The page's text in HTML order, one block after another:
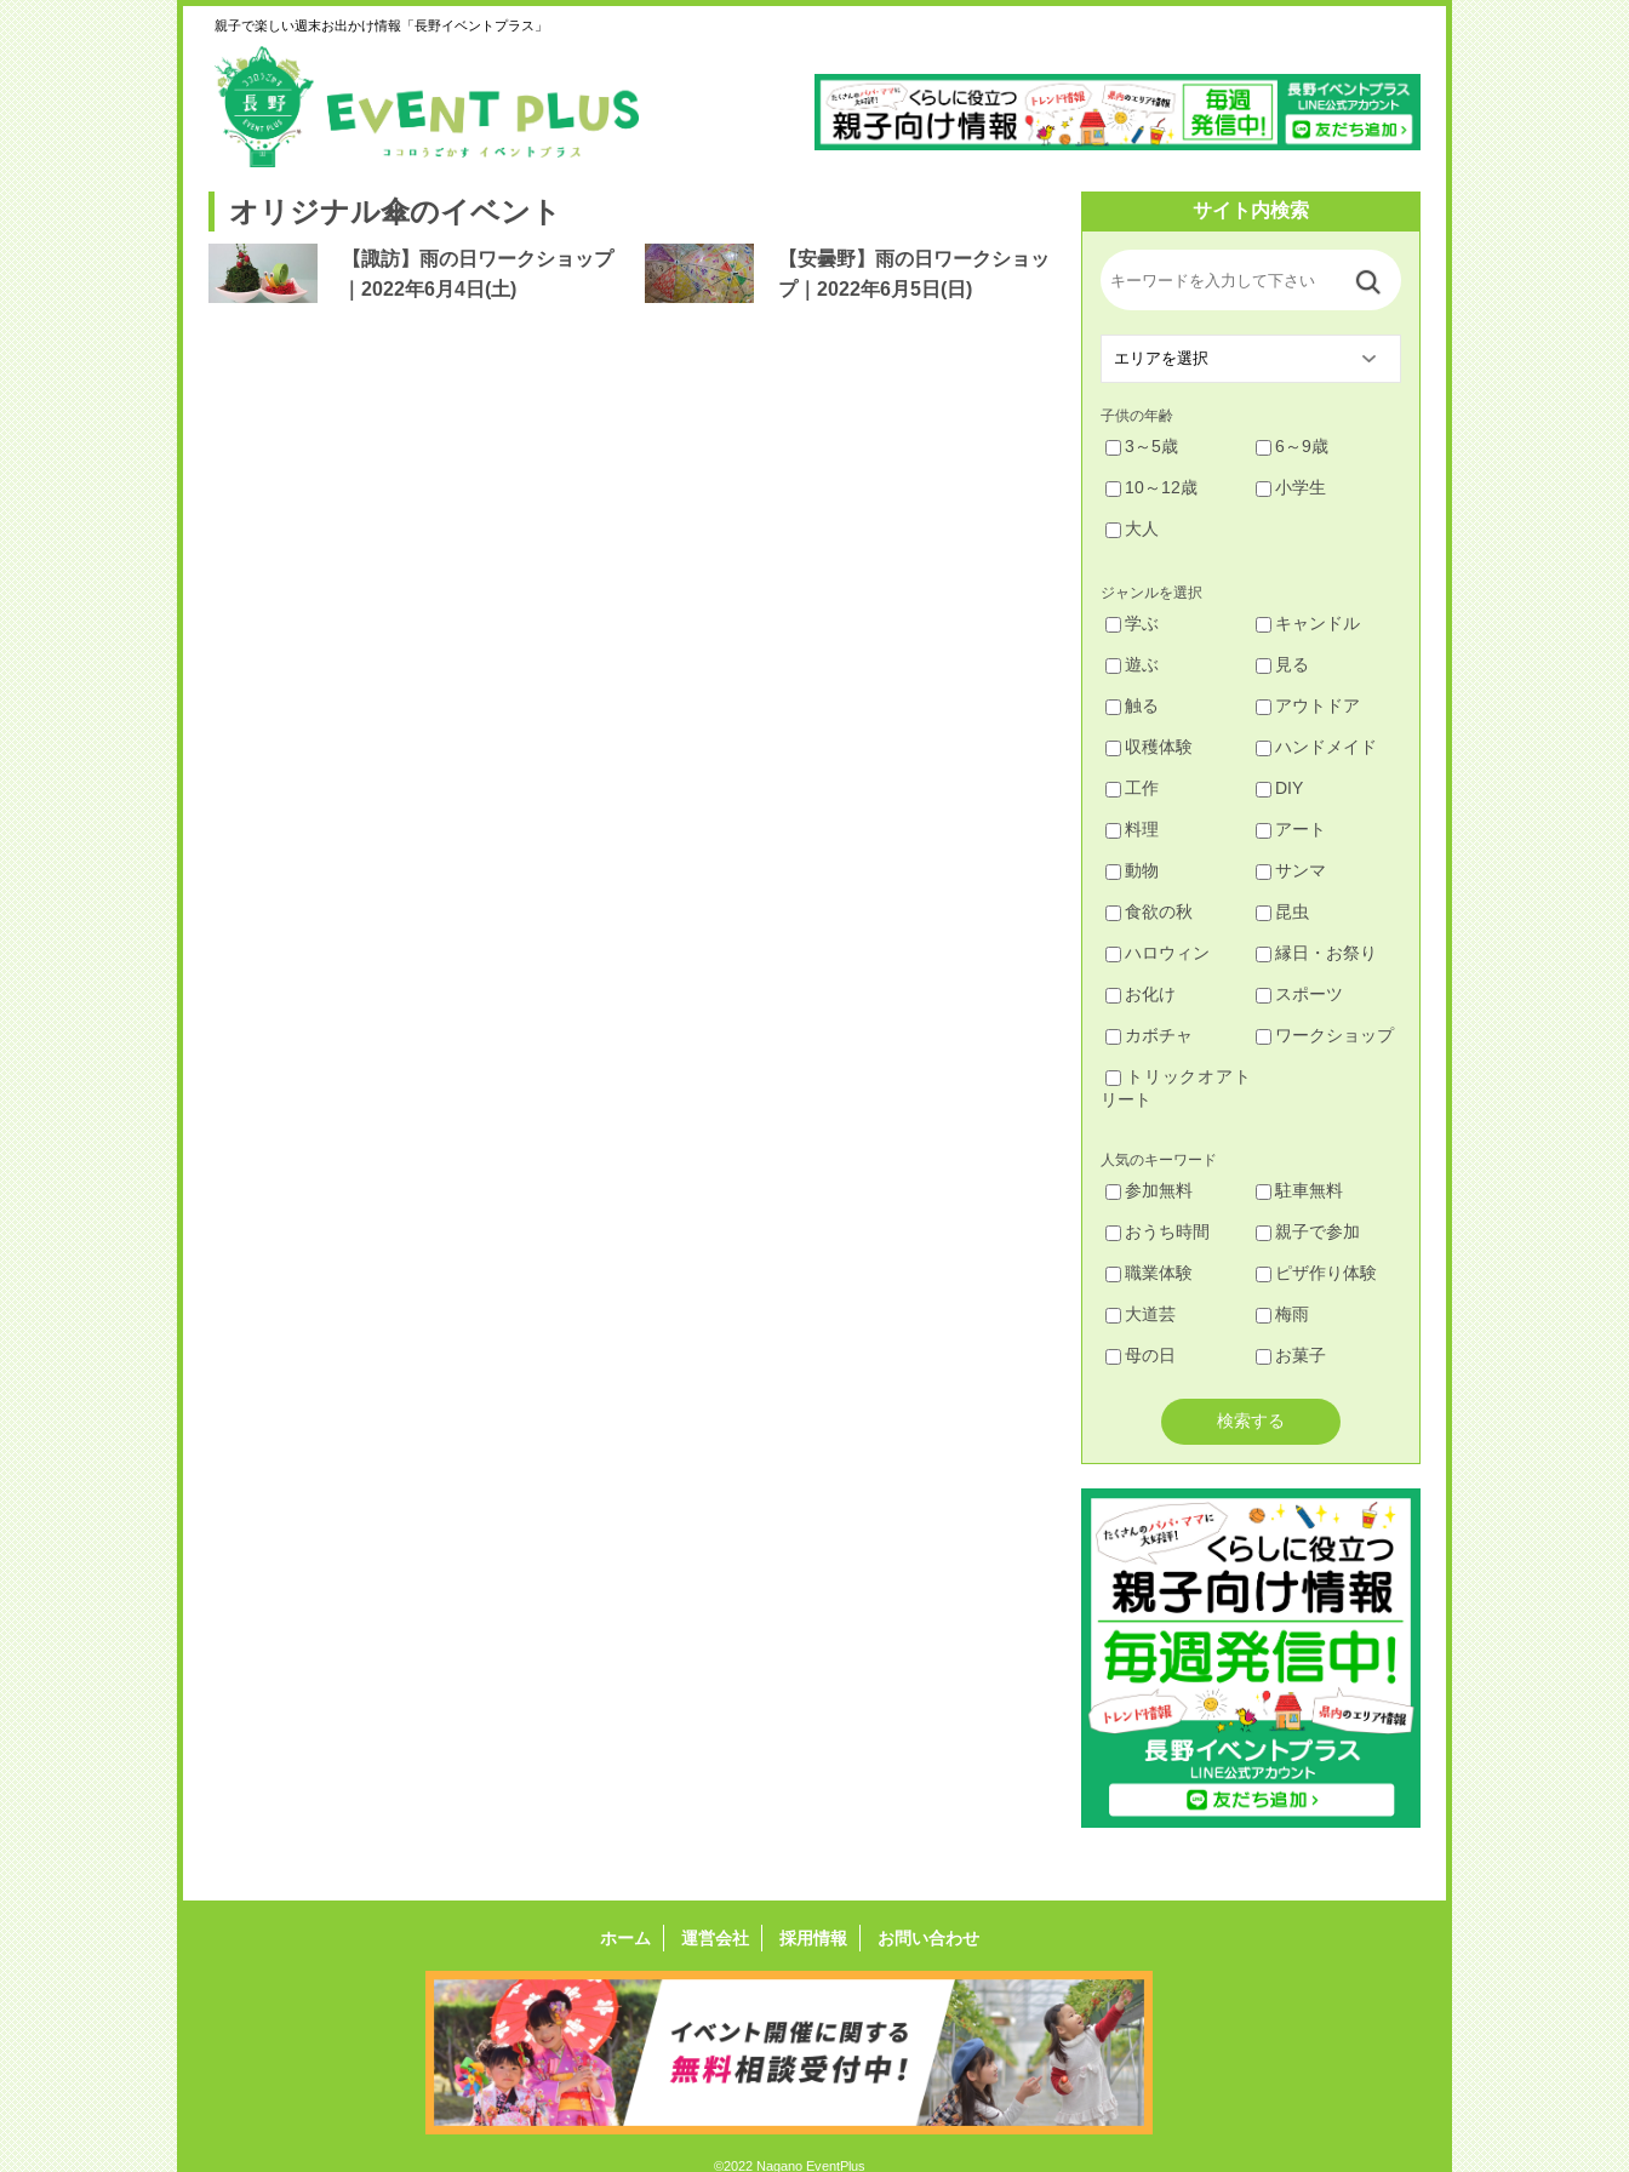
親子で楽しい週末お出かけ情報「長野イベントプラス」
オリジナル傘のイベント
【諏訪】雨の日ワークショップ
｜2022年6月4日(土)
【安曇野】雨の日ワークショッ
プ｜2022年6月5日(日)
サイト内検索
子供の年齢
3～5歳 6～9歳
10～12歳 小学生
大人
ジャンルを選択
学ぶ キャンドル
遊ぶ 見る
触る アウトドア
収穫体験 ハンドメイド
工作 DIY
料理 アート
動物 サンマ
食欲の秋 昆虫
ハロウィン 縁日・お祭り
お化け スポーツ
カボチャ ワークショップ
トリックオアト
リート
人気のキーワード
参加無料 駐車無料
おうち時間 親子で参加
職業体験 ピザ作り体験
大道芸 梅雨
母の日 お菓子
ホーム 運営会社 採用情報 お問い合わせ
©2022 Nagano EventPlus